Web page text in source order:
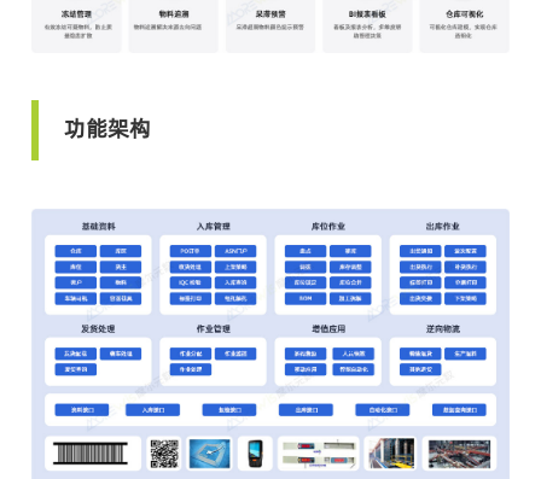
功能架构